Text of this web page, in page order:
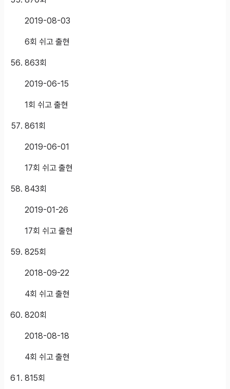
2019-08-03
6회 쉬고 출현
863회
2019-06-15
1회 쉬고 출현
861회
2019-06-01
17회 쉬고 출현
843회
2019-01-26
17회 쉬고 출현
825회
2018-09-22
4회 쉬고 출현
820회
2018-08-18
4회 쉬고 출현
815회